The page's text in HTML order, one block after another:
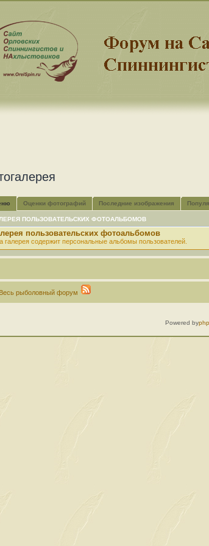
Оценки фотографий Последние изображения
ПОЛЬЗОВАТЕЛЬСКИХ ФОТОАЛЬБОМОВ
пользовательских фотоальбомов
галерея содержит персональные альбомы пользователей.
Весь рыболовный форум
Powered by